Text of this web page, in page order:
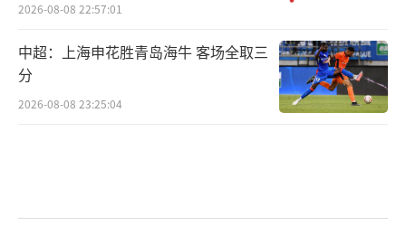
2026-08-08 22:57:01
中超：上海申花胜青岛海牛 客场全取三
分
2026-08-08 23:25:04